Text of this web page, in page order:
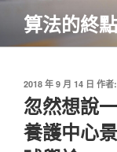
主
算法的終點
發
佈
於
2018 年 9 月 14 日 作者:
忽然想說
養護中心